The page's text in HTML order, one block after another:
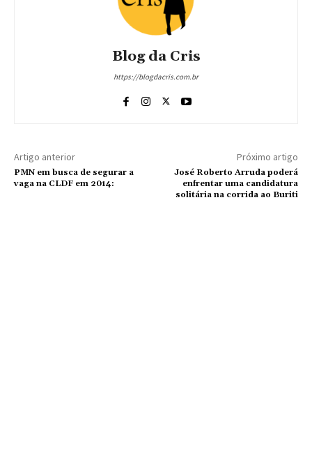
Blog da Cris
https://blogdacris.com.br
Artigo anterior
PMN em busca de segurar a
vaga na CLDF em 2014:
Próximo artigo
José Roberto Arruda poderá
enfrentar uma candidatura
solitária na corrida ao Buriti